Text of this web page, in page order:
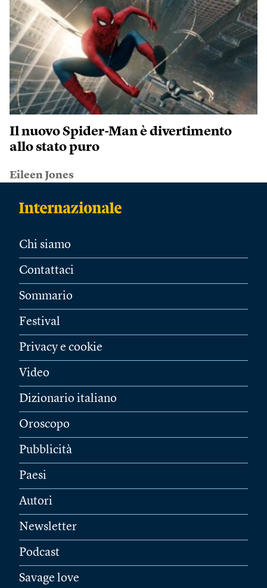
Il nuovo Spider-Man è divertimento
allo stato puro
Eileen Jones
Chi siamo
Contattaci
Sommario
Festival
Privacy e cookie
Video
Dizionario italiano
Oroscopo
Pubblicità
Paesi
Autori
Newsletter
Podcast
Savage love